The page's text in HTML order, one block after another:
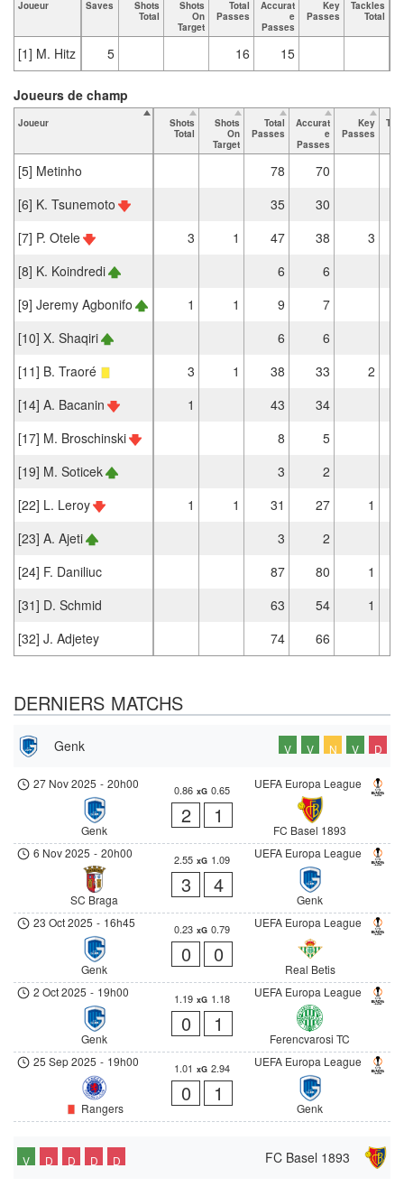
Joueur Saves
Shots
Total
Shots
On
Target
Total
Passes
Accurat
e
Passes
Key
Passes
Tackles
Total
[1] M. Hitz 5 16 15
Joueur
Shots
Total
Shots
On
Target
Total
Passes
Accurat
e
Passes
Key
Passes
[5] Metinho 78
70
[6] K. Tsunemoto
35
30
[7] P. Otele
3 1 47 38
3
[8] K. Koindredi
6
6
[9] Jeremy Agbonifo
1 1 9
7
[10] X. Shaqiri
6
6
[11] B. Traoré
3 1 38 33
2
[14] A. Bacanin
1 43
34
[17] M. Broschinski
8
5
[19] M. Soticek
3
2
[22] L. Leroy
1 1 31 27
1
[23] A. Ajeti
3
2
[24] F. Daniliuc
87 80
1
[31] D. Schmid
63 54
1
[32] J. Adjetey
74 66
Joueurs de champ
DERNIERS MATCHS
Genk V V N V D
UEFA Europa League
27 Nov 2025 - 20h00
Genk
0.86 xG 0.65
2 1
FC Basel 1893
UEFA Europa League
6 Nov 2025 - 20h00
SC Braga
2.55 xG 1.09
3 4
Genk
UEFA Europa League
23 Oct 2025 - 16h45
Genk
0.23 xG 0.79
0 0
Real Betis
UEFA Europa League
2 Oct 2025 - 19h00
Genk
1.19 xG 1.18
0 1
Ferencvarosi TC
UEFA Europa League
25 Sep 2025 - 19h00
Rangers
1.01 xG 2.94
0 1
Genk
FC Basel 1893
V D D D D